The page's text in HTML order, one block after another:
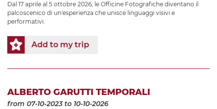
Dal 17 aprile al 5 ottobre 2026, le Officine Fotografiche diventano il
palcoscenico di un'esperienza che unisce linguaggi visivi e
performativi.
Add to my trip
ALBERTO GARUTTI TEMPORALI
from 07-10-2023to 10-10-2026